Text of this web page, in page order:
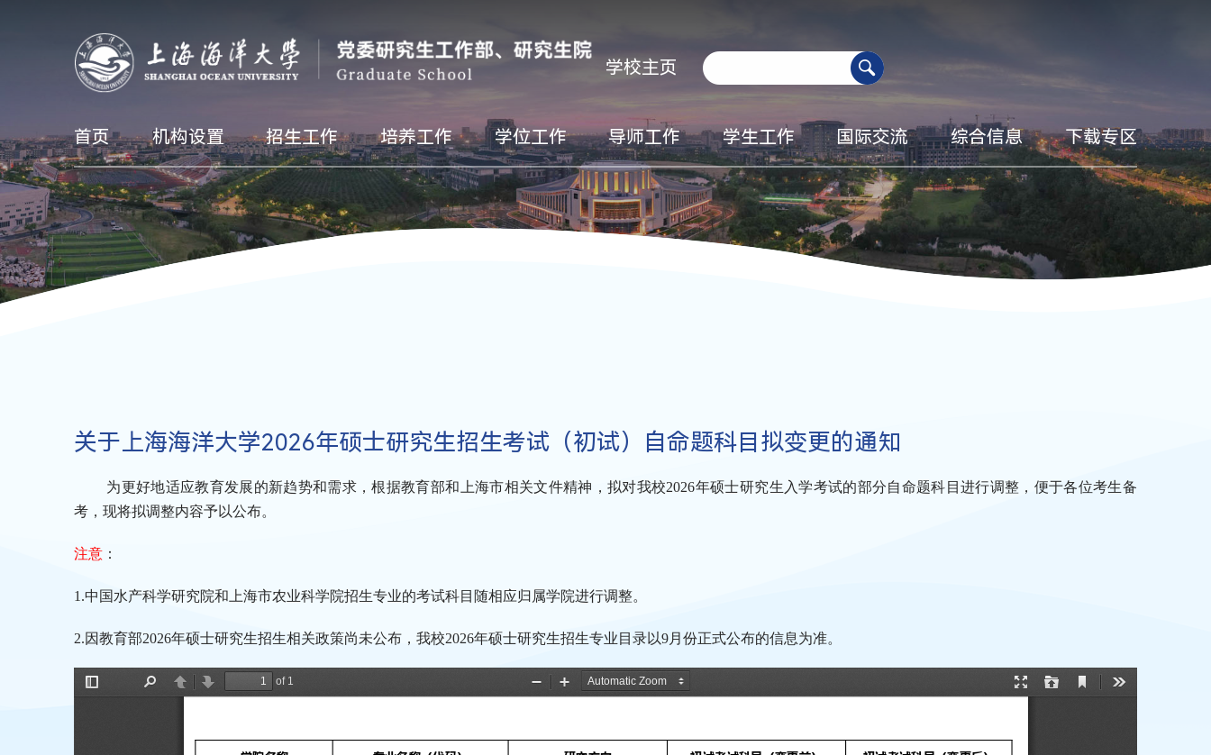
学校主页
首页 机构设置 招生工作 培养工作 学位工作 导师工作 学生工作 国际交流 综合信息 下载专区
关于上海海洋大学2026年硕士研究生招生考试（初试）自命题科目拟变更的通知
为更好地适应教育发展的新趋势和需求，根据教育部和 上海市相关文件精神，拟对我校2026年硕士研究生入学考试的部分自命题科目进行调整，便于各位考生备
考，现将拟调整内容予以公布。
注意 ：
1.中国水产科学研究院和上海市农业科学院招生专业的考试科目随相应归属学院进行调整。
2.因教育部2026年硕士研究生招生相关政策尚未公布，我校2026年硕士研究生招生专业目录以9月份正式公布的信息为准。